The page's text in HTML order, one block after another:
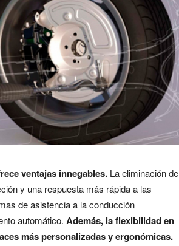
ventajas innegables. La eliminación de
y una respuesta más rápida a las
de asistencia a la conducción
automático. Además, la flexibilidad en
más personalizadas y ergonómicas.